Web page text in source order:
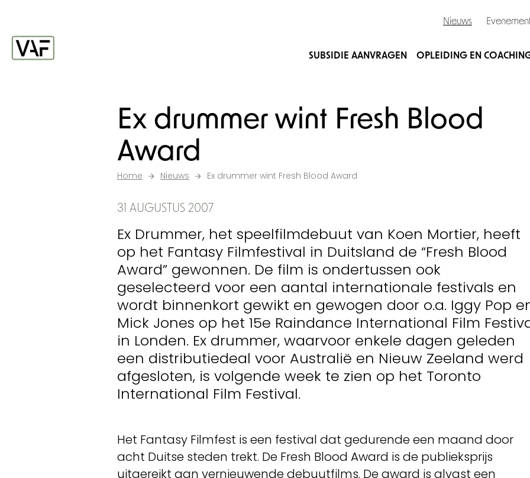
Nieuws
SUBSIDIE AANVRAGEN OPLEIDING EN
Ex drummer wint Fresh Blood
Award
Home Nieuws Ex drummer wint Fresh Blood Award
31 AUGUSTUS 2007
Ex Drummer, het speelfilmdebuut van Koen Mortier, heeft
op het Fantasy Filmfestival in Duitsland de “Fresh Blood
Award” gewonnen. De film is ondertussen ook
geselecteerd voor een aantal internationale festivals en
wordt binnenkort gewikt en gewogen door o.a. Iggy Pop
Mick Jones op het 15e Raindance International Film
in Londen. Ex drummer, waarvoor enkele dagen geleden
een distributiedeal voor Australië en Nieuw Zeeland werd
afgesloten, is volgende week te zien op het Toronto
International Film Festival.
Het Fantasy Filmfest is een festival dat gedurende een maand door
acht Duitse steden trekt. De Fresh Blood Award is de publieksprijs
uitgereikt aan vernieuwende debuutfilms. De award is alvast een